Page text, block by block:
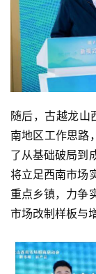
随后，古越龙山
南地区工作思路
了从基础破局到
将立足西南市场
重点乡镇，力争
市场改制样板与